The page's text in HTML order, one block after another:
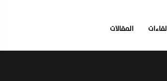
لقاءات المقالات